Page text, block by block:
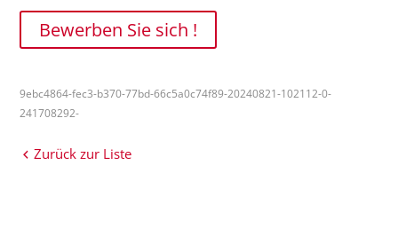
Bewerben Sie sich !
9ebc4864-fec3-b370-77bd-66c5a0c74f89-20240821-102112-0-
241708292-
Zurück zur Liste